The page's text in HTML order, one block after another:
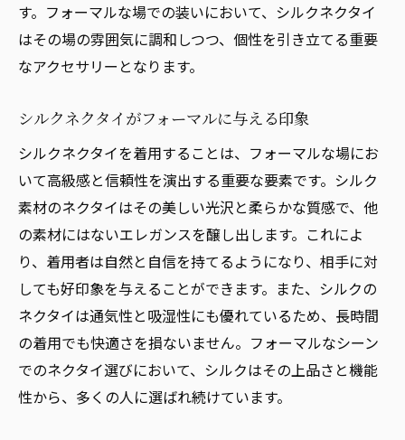
す。フォーマルな場での装いにおいて、シルクネクタイ
はその場の雰囲気に調和しつつ、個性を引き立てる重要
なアクセサリーとなります。
シルクネクタイがフォーマルに与える印象
シルクネクタイを着用することは、フォーマルな場にお
いて高級感と信頼性を演出する重要な要素です。シルク
素材のネクタイはその美しい光沢と柔らかな質感で、他
の素材にはないエレガンスを醸し出します。これによ
り、着用者は自然と自信を持てるようになり、相手に対
しても好印象を与えることができます。また、シルクの
ネクタイは通気性と吸湿性にも優れているため、長時間
の着用でも快適さを損ないません。フォーマルなシーン
でのネクタイ選びにおいて、シルクはその上品さと機能
性から、多くの人に選ばれ続けています。